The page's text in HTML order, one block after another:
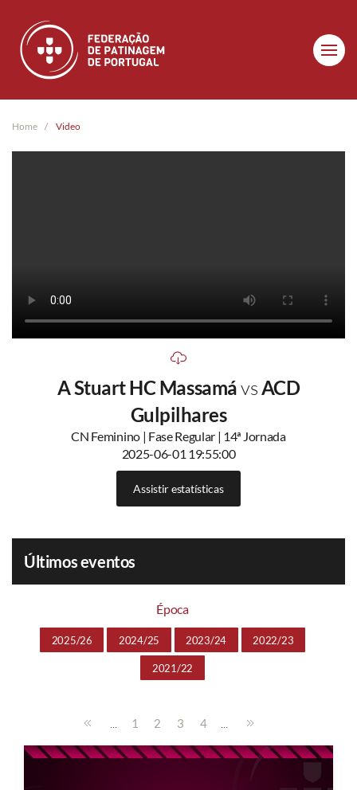
Skip to main content
Home Video
A Stuart HC MassamávsACD
Gulpilhares
CN Feminino | Fase Regular | 14ª Jornada
2025-06-01 19:55:00
Assistir estatísticas
Últimos eventos
Época
2025/26 2024/25 2023/24 2022/23
2021/22
... 1 2 3 4 ...